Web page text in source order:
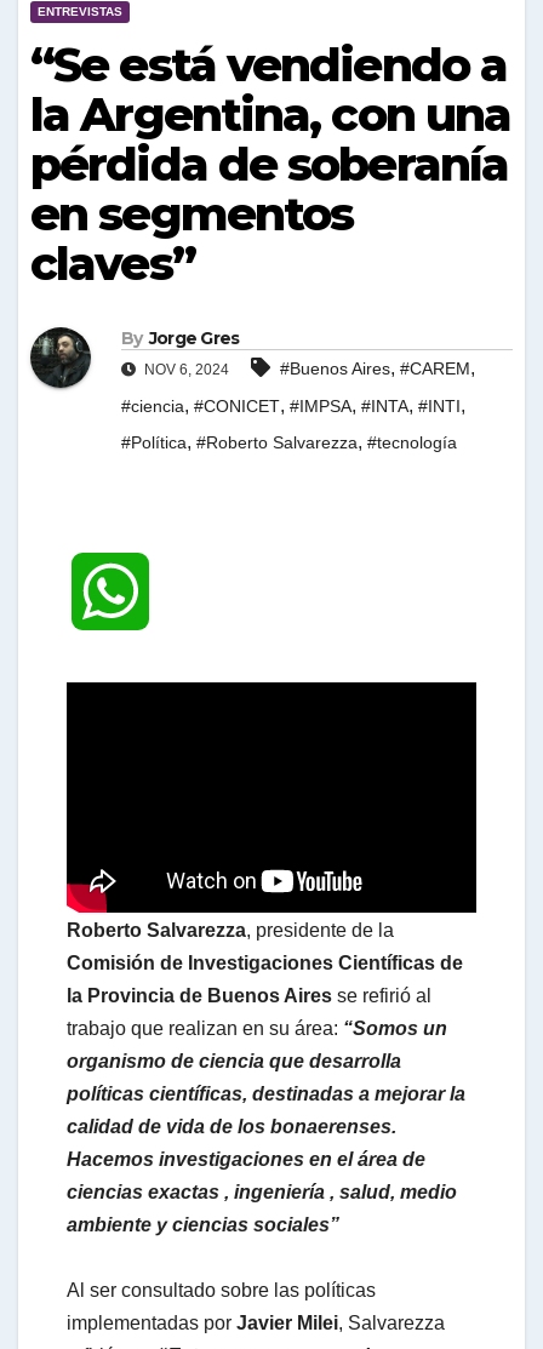
ENTREVISTAS
“Se está vendiendo a
la Argentina, con una
pérdida de soberanía
en segmentos
claves”
By Jorge Gres
NOV 6, 2024 #Buenos Aires, #CAREM,
#ciencia, #CONICET, #IMPSA, #INTA, #INTI,
#Política, #Roberto Salvarezza, #tecnología
p
p
Roberto Salvarezza, presidente de la
Comisión de Investigaciones Científicas de
la Provincia de Buenos Aires se refirió al
trabajo que realizan en su área: “Somos un
organismo de ciencia que desarrolla
políticas científicas, destinadas a mejorar la
calidad de vida de los bonaerenses.
Hacemos investigaciones en el área de
ciencias exactas , ingeniería , salud, medio
ambiente y ciencias sociales”
Al ser consultado sobre las políticas
implementadas por Javier Milei, Salvarezza